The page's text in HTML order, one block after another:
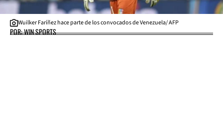
Wuilker Faríñez hace parte de los convocados de Venezuela/ AFP
POR: WIN SPORTS